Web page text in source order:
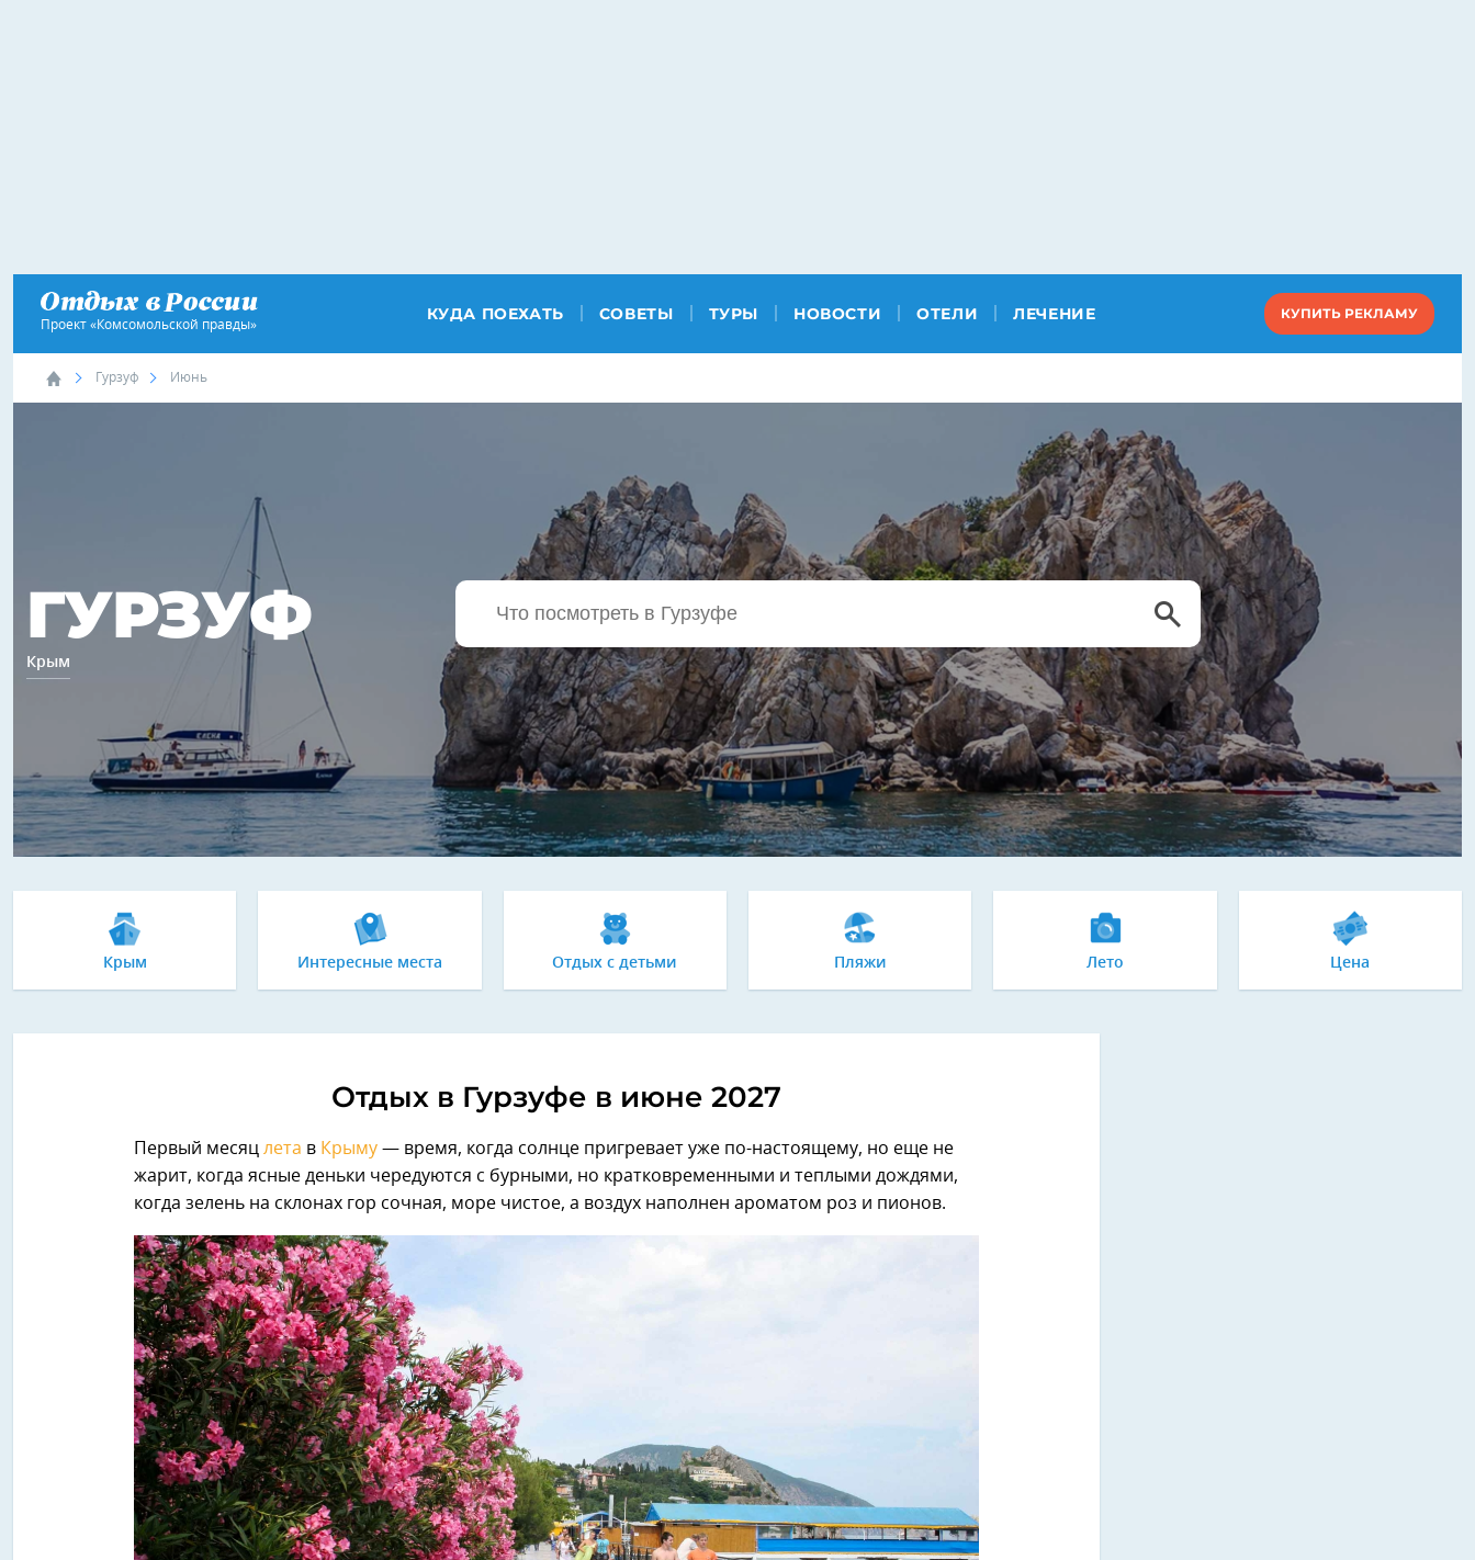
Проект «Комсомольской правды»
КУДА ПОЕХАТЬ СОВЕТЫ ТУРЫ НОВОСТИ ОТЕЛИ ЛЕЧЕНИЕ КУПИТЬ РЕКЛАМУ
Гурзуф Июнь
ГУРЗУФ
Крым
Крым Интересные места Отдых с детьми Пляжи Лето Цена
Отдых в Гурзуфе в июне 2027
Первый месяц лета в Крыму — время, когда солнце пригревает уже по-настоящему, но еще не
жарит, когда ясные деньки чередуются с бурными, но кратковременными и теплыми дождями,
когда зелень на склонах гор сочная, море чистое, а воздух наполнен ароматом роз и пионов.